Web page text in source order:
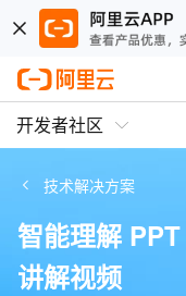
开发者社区
技术解决方案
智能理解
讲解视频